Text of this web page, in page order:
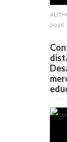
2026